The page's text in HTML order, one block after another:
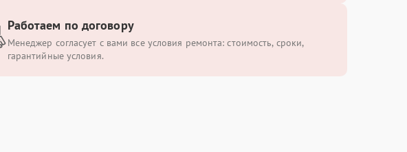
Работаем по договору
Менеджер согласует с вами все условия ремонта: стоимость, сроки,
гарантийные условия.